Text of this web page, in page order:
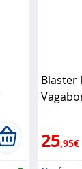
Blaster
25,95€